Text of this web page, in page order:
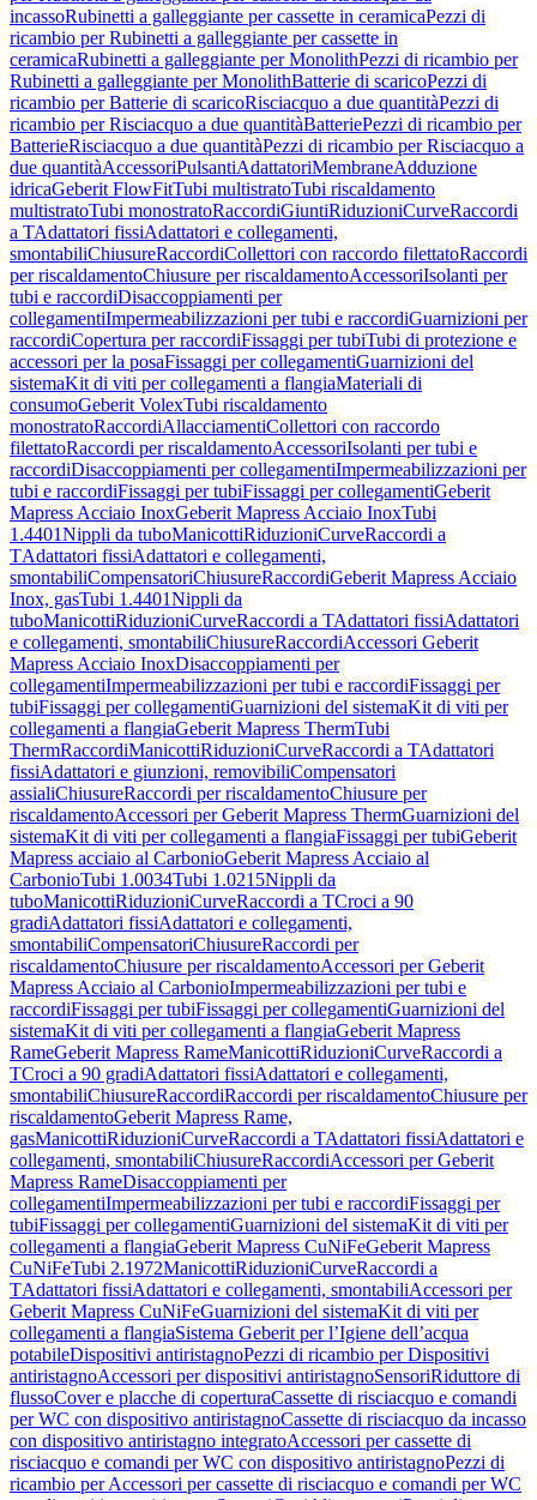
incassoRubinetti a galleggiante per cassette in ceramicaPezzi di
ricambio per Rubinetti a galleggiante per cassette in
ceramicaRubinetti a galleggiante per MonolithPezzi di ricambio per
Rubinetti a galleggiante per MonolithBatterie di scaricoPezzi di
ricambio per Batterie di scaricoRisciacquo a due quantitàPezzi di
ricambio per Risciacquo a due quantitàBatteriePezzi di ricambio per
BatterieRisciacquo a due quantitàPezzi di ricambio per Risciacquo a
due quantitàAccessoriPulsantiAdattatoriMembraneAdduzione
idricaGeberit FlowFitTubi multistratoTubi riscaldamento
multistratoTubi monostratoRaccordiGiuntiRiduzioniCurveRaccordi
a TAdattatori fissiAdattatori e collegamenti,
smontabiliChiusureRaccordiCollettori con raccordo filettatoRaccordi
per riscaldamentoChiusure per riscaldamentoAccessoriIsolanti per
tubi e raccordiDisaccoppiamenti per
collegamentiImpermeabilizzazioni per tubi e raccordiGuarnizioni per
raccordiCopertura per raccordiFissaggi per tubiTubi di protezione e
accessori per la posaFissaggi per collegamentiGuarnizioni del
sistemaKit di viti per collegamenti a flangiaMateriali di
consumoGeberit VolexTubi riscaldamento
monostratoRaccordiAllacciamentiCollettori con raccordo
filettatoRaccordi per riscaldamentoAccessoriIsolanti per tubi e
raccordiDisaccoppiamenti per collegamentiImpermeabilizzazioni per
tubi e raccordiFissaggi per tubiFissaggi per collegamentiGeberit
Mapress Acciaio InoxGeberit Mapress Acciaio InoxTubi
1.4401Nippli da tuboManicottiRiduzioniCurveRaccordi a
TAdattatori fissiAdattatori e collegamenti,
smontabiliCompensatoriChiusureRaccordiGeberit Mapress Acciaio
Inox, gasTubi 1.4401Nippli da
tuboManicottiRiduzioniCurveRaccordi a TAdattatori fissiAdattatori
e collegamenti, smontabiliChiusureRaccordiAccessori Geberit
Mapress Acciaio InoxDisaccoppiamenti per
collegamentiImpermeabilizzazioni per tubi e raccordiFissaggi per
tubiFissaggi per collegamentiGuarnizioni del sistemaKit di viti per
collegamenti a flangiaGeberit Mapress ThermTubi
ThermRaccordiManicottiRiduzioniCurveRaccordi a TAdattatori
fissiAdattatori e giunzioni, removibiliCompensatori
assialiChiusureRaccordi per riscaldamentoChiusure per
riscaldamentoAccessori per Geberit Mapress ThermGuarnizioni del
sistemaKit di viti per collegamenti a flangiaFissaggi per tubiGeberit
Mapress acciaio al CarbonioGeberit Mapress Acciaio al
CarbonioTubi 1.0034Tubi 1.0215Nippli da
tuboManicottiRiduzioniCurveRaccordi a TCroci a 90
gradiAdattatori fissiAdattatori e collegamenti,
smontabiliCompensatoriChiusureRaccordi per
riscaldamentoChiusure per riscaldamentoAccessori per Geberit
Mapress Acciaio al CarbonioImpermeabilizzazioni per tubi e
raccordiFissaggi per tubiFissaggi per collegamentiGuarnizioni del
sistemaKit di viti per collegamenti a flangiaGeberit Mapress
RameGeberit Mapress RameManicottiRiduzioniCurveRaccordi a
TCroci a 90 gradiAdattatori fissiAdattatori e collegamenti,
smontabiliChiusureRaccordiRaccordi per riscaldamentoChiusure per
riscaldamentoGeberit Mapress Rame,
gasManicottiRiduzioniCurveRaccordi a TAdattatori fissiAdattatori e
collegamenti, smontabiliChiusureRaccordiAccessori per Geberit
Mapress RameDisaccoppiamenti per
collegamentiImpermeabilizzazioni per tubi e raccordiFissaggi per
tubiFissaggi per collegamentiGuarnizioni del sistemaKit di viti per
collegamenti a flangiaGeberit Mapress CuNiFeGeberit Mapress
CuNiFeTubi 2.1972ManicottiRiduzioniCurveRaccordi a
TAdattatori fissiAdattatori e collegamenti, smontabiliAccessori per
Geberit Mapress CuNiFeGuarnizioni del sistemaKit di viti per
collegamenti a flangiaSistema Geberit per l’Igiene dell’acqua
potabileDispositivi antiristagnoPezzi di ricambio per Dispositivi
antiristagnoAccessori per dispositivi antiristagnoSensoriRiduttore di
flussoCover e placche di coperturaCassette di risciacquo e comandi
per WC con dispositivo antiristagnoCassette di risciacquo da incasso
con dispositivo antiristagno integratoAccessori per cassette di
risciacquo e comandi per WC con dispositivo antiristagnoPezzi di
ricambio per Accessori per cassette di risciacquo e comandi per WC